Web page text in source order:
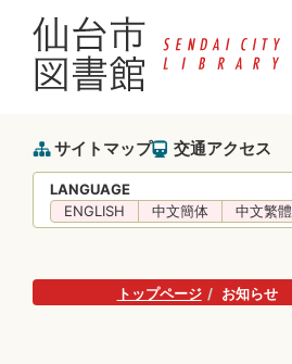
サイトマップ 交通アクセス
LANGUAGE
ENGLISH
中文簡体 中文繁體
トップページ お知らせ